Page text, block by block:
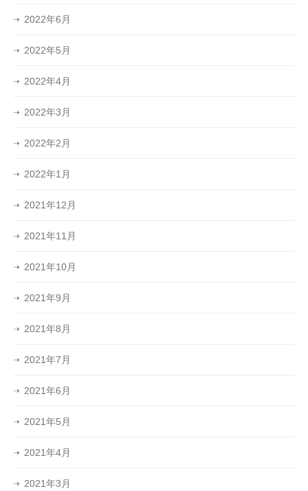
2022年6月
2022年5月
2022年4月
2022年3月
2022年2月
2022年1月
2021年12月
2021年11月
2021年10月
2021年9月
2021年8月
2021年7月
2021年6月
2021年5月
2021年4月
2021年3月